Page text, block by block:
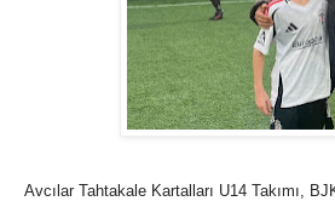
Avcılar Tahtakale Kartalları U14 Takımı,